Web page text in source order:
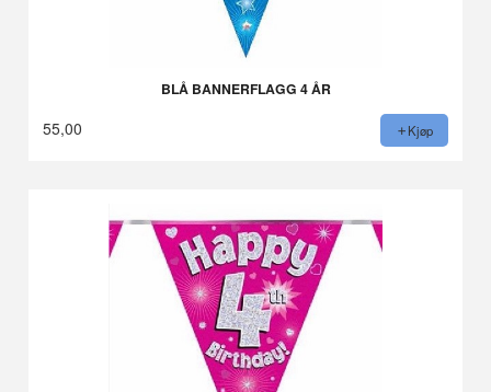
BLÅ BANNERFLAGG 4 ÅR
55,00 Kjøp